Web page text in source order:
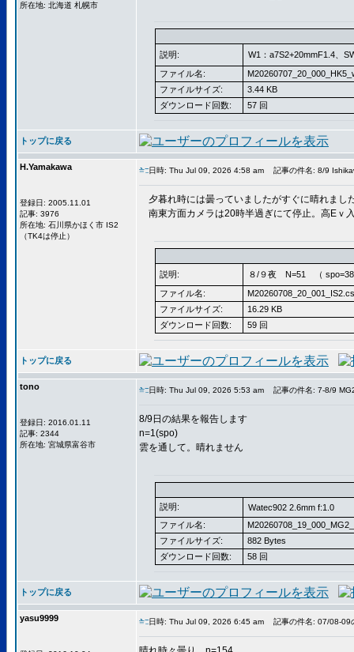
所在地: 北海道 札幌市
説明:
W1：a7S2+20mmF1.4、
ファイル名:
ファイルサイズ:
3.44 KB
ダウンロード回数:
57 回
トップに戻る
H.Yamakawa
登録日: 2005.11.01
記事: 3976
所在地: 石川県かほく市 IS2
（TK4は停止）
日時: Thu Jul 09, 2026 4:58 am 記事の件名: 8/9
夕暮れ時には曇っていましたがすぐに晴れまし
南東方面カメラは20時半過ぎにて停止。高Eｖ
説明:
８/９夜 N=51 （ spo=38
ファイル名:
ファイルサイズ:
16.29 KB
ダウンロード回数:
59 回
トップに戻る
tono
登録日: 2016.01.11
記事: 2344
所在地: 宮城県富谷市
日時: Thu Jul 09, 2026 5:53 am 記事の件名: 7-8/9
8/9日の結果を報告します
n=1(spo)
雲を通して。晴れません
説明:
Watec902 2.6mm f:1.0
ファイル名:
ファイルサイズ:
882 Bytes
ダウンロード回数:
58 回
トップに戻る
yasu9999 日時: Thu Jul 09, 2026 6:45 am 記事の件名: 07/08-09